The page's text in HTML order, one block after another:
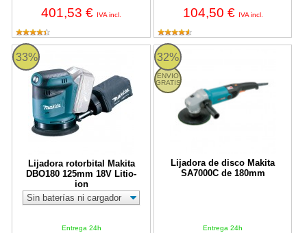
401,53 € IVA incl. 104,50 € IVA incl.
33%
Lijadora rotorbital Makita
DBO180 125mm 18V Litio-
ion
Entrega 24h
Lijadora rotorbital Makita DBO180 125mm 18V Litio-ion
32%
ENVIO
GRATIS
Lijadora de disco Makita
SA7000C de 180mm
Entrega 24h
Lijadora de disco Makita